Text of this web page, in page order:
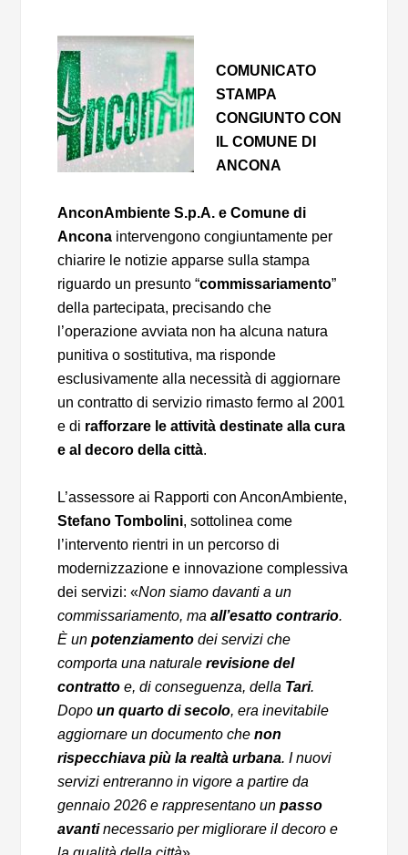
COMUNICATO
STAMPA
CONGIUNTO CON
IL COMUNE DI
ANCONA
AnconAmbiente S.p.A. e Comune di
Ancona intervengono congiuntamente per
chiarire le notizie apparse sulla stampa
riguardo un presunto “commissariamento”
della partecipata, precisando che
l’operazione avviata non ha alcuna natura
punitiva o sostitutiva, ma risponde
esclusivamente alla necessità di aggiornare
un contratto di servizio rimasto fermo al 2001
e di rafforzare le attività destinate alla cura
e al decoro della città.
L’assessore ai Rapporti con AnconAmbiente,
Stefano Tombolini, sottolinea come
l’intervento rientri in un percorso di
modernizzazione e innovazione complessiva
dei servizi: «Non siamo davanti a un
commissariamento, maall’esatto contrario.
È unpotenziamento dei servizi che
comporta una naturalerevisione del
contratto e, di conseguenza, della Tari.
Dopoun quarto di secolo, era inevitabile
aggiornare un documento chenon
rispecchiava più la realtà urbana. I nuovi
servizi entreranno in vigore a partire da
gennaio 2026 e rappresentano unpasso
avantinecessario per migliorare il decoro e